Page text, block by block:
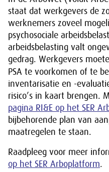
staat dat werkgevers de
werknemers zoveel
psychosociale
arbeidsbelasting valt
gedrag. Werkgevers
PSA te voorkomen of te
inventarisatie en -
risico’s in kaart brengen.
pagina RI&E op het SER
bijbehorende plan van
maatregelen te staan.
Raadpleeg voor meer
op het SER Arboplatform.